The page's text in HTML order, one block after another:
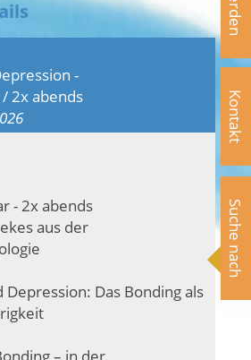
Kontakt
Suche nach
-
2x abends
- 2x abends
aus der
Das Bonding als
– in der